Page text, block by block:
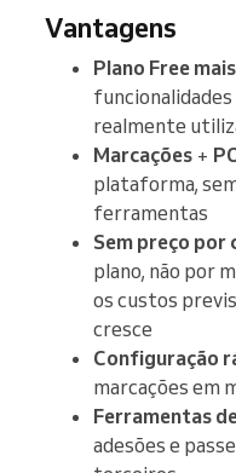
Vantagens
Plano Free
funcionalidades
realmente
Marcações +
plataforma,
ferramentas
Sem preço por
plano, não por
os custos
cresce
Configuração
marcações em
Ferramentas
adesões e